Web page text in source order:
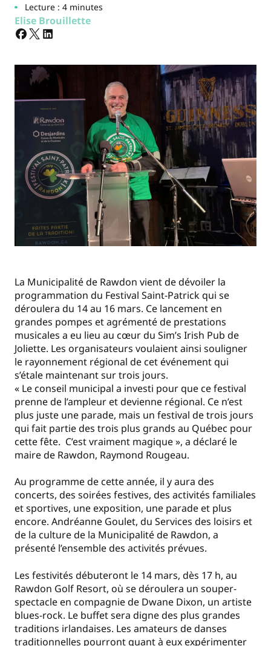
Lecture : 4 minutes
Elise Brouillette
La Municipalité de Rawdon vient de dévoiler la
programmation du Festival Saint-Patrick qui se
déroulera du 14 au 16 mars. Ce lancement en
grandes pompes et agrémenté de prestations
musicales a eu lieu au cœur du Sim’s Irish Pub de
Joliette. Les organisateurs voulaient ainsi souligner
le rayonnement régional de cet événement qui
s’étale maintenant sur trois jours.
« Le conseil municipal a investi pour que ce festival
prenne de l’ampleur et devienne régional. Ce n’est
plus juste une parade, mais un festival de trois jours
qui fait partie des trois plus grands au Québec pour
cette fête. C’est vraiment magique », a déclaré le
maire de Rawdon, Raymond Rougeau.
Au programme de cette année, il y aura des
concerts, des soirées festives, des activités familiales
et sportives, une exposition, une parade et plus
encore. Andréanne Goulet, du Services des loisirs et
de la culture de la Municipalité de Rawdon, a
présenté l’ensemble des activités prévues.
Les festivités débuteront le 14 mars, dès 17 h, au
Rawdon Golf Resort, où se déroulera un souper-
spectacle en compagnie de Dwane Dixon, un artiste
blues-rock. Le buffet sera digne des plus grandes
traditions irlandaises. Les amateurs de danses
traditionnelles pourront quant à eux expérimenter